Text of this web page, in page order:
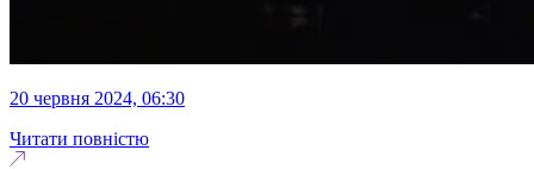
20 червня 2024, 06:30
Читати повністю